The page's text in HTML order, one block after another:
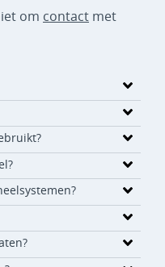
om contact met